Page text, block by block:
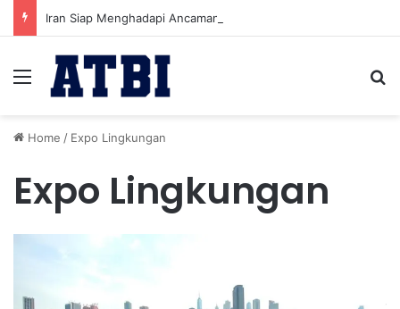
Menu
Home / Expo Lingkungan
Expo Lingkungan